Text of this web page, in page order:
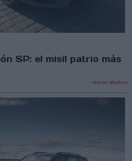
SP: el misil patrio más
Kevin Muñoz